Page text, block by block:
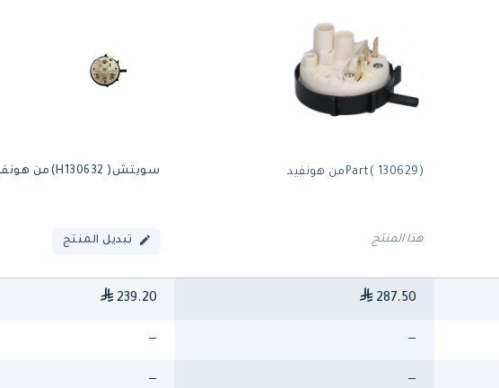
Part( 130629)من هونفيد
هذا المنتج
سويتش( H130632)من هونفيد
تبديل المنتج
287.50
239.20
—
—
—
—